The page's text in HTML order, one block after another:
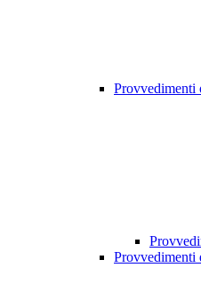
Provvedimenti
Provvedimenti